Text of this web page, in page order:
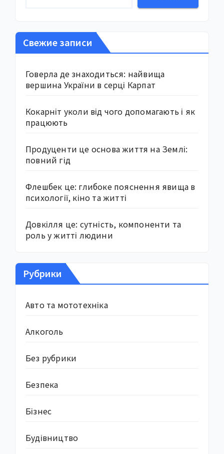
Свежие записи
Говерла де знаходиться: найвища
вершина України в серці Карпат
Кокарніт уколи від чого допомагають і як
працюють
Продуценти це основа життя на Землі:
повний гід
Флешбек це: глибоке пояснення явища в
психології, кіно та житті
Довкілля це: сутність, компоненти та
роль у житті людини
Рубрики
Авто та мототехніка
Алкоголь
Без рубрики
Безпека
Бізнес
Будівництво